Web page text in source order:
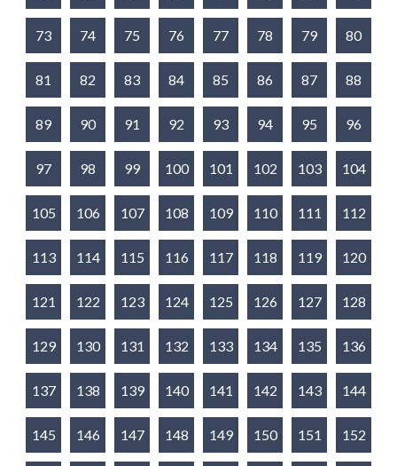
73 74 75 76 77 78 79 80
81 82 83 84 85 86 87 88
89 90 91 92 93 94 95 96
97 98 99 100 101 102 103 104
105 106 107 108 109 110 111 112
113 114 115 116 117 118 119 120
121 122 123 124 125 126 127 128
129 130 131 132 133 134 135 136
137 138 139 140 141 142 143 144
145 146 147 148 149 150 151 152